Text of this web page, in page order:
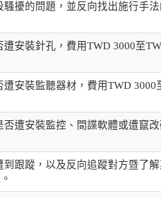
擾的問題，並反向找出施行手
安裝針孔，費用TWD 3000至
安裝監聽器材，費用TWD 3000
遭安裝監控、間諜軟體或遭竄改
跟蹤，以及反向追蹤對方暨了